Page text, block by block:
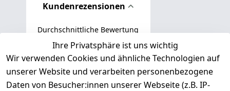
Kundenrezensionen
Durchschnittliche Bewertung
0
Basierend auf 0 Bewertung(en)
Bewertung abgeben
Ihre Privatsphäre ist uns wichtig
Wir verwenden Cookies und ähnliche Technologien auf
unserer Website und verarbeiten personenbezogene
Daten von Besucher:innen unserer Webseite (z.B. IP-